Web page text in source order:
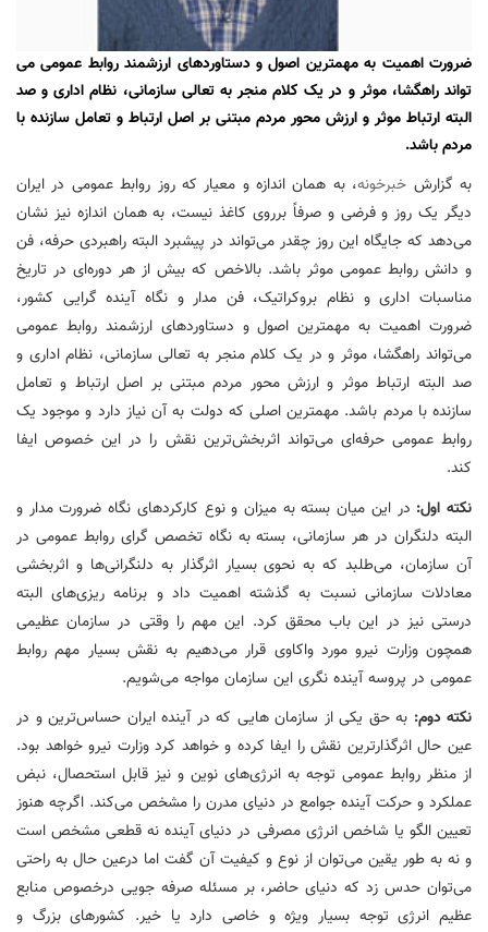
ضرورت اهمیت به مهمترین اصول و دستاوردهای ارزشمند روابط عمومی می
تواند راهگشا، موثر و در یک کلام منجر به تعالی سازمانی، نظام اداری و صد
البته ارتباط موثر و ارزش محور مردم مبتنی بر اصل ارتباط و تعامل سازنده با
مردم باشد.
به گزارش خبرخونه، به همان اندازه و معیار که روز روابط عمومی در ایران
دیگر یک روز و فرضی و صرفاً برروی کاغذ نیست، به همان اندازه نیز نشان
می‌دهد که جایگاه این روز چقدر می‌تواند در پیشبرد البته راهبردی حرفه، فن
و دانش روابط عمومی موثر باشد. بالاخص که بیش از هر دوره‌ای در تاریخ
مناسبات اداری و نظام بروکراتیک، فن مدار و نگاه آینده گرایی کشور،
ضرورت اهمیت به مهمترین اصول و دستاوردهای ارزشمند روابط عمومی
می‌تواند راهگشا، موثر و در یک کلام منجر به تعالی سازمانی، نظام اداری و
صد البته ارتباط موثر و ارزش محور مردم مبتنی بر اصل ارتباط و تعامل
سازنده با مردم باشد. مهمترین اصلی که دولت به آن نیاز دارد و موجود یک
روابط عمومی حرفه‌ای می‌تواند اثربخش‌ترین نقش را در این خصوص ایفا
کند.
نکته اول: در این میان بسته به میزان و نوع کارکردهای نگاه ضرورت مدار و
البته دلنگران در هر سازمانی، بسته به نگاه تخصص گرای روابط عمومی در
آن سازمان، می‌طلبد که به نحوی بسیار اثرگذار به دلنگرانی‌ها و اثربخشی
معادلات سازمانی نسبت به گذشته اهمیت داد و برنامه ریزی‌های البته
درستی نیز در این باب محقق کرد. این مهم را وقتی در سازمان عظیمی
همچون وزارت نیرو مورد واکاوی قرار می‌دهیم به نقش بسیار مهم روابط
عمومی در پروسه آینده نگری این سازمان مواجه می‌شویم.
نکته دوم: به حق یکی از سازمان هایی که در آینده ایران حساس‌ترین و در
عین حال اثرگذارترین نقش را ایفا کرده و خواهد کرد وزارت نیرو خواهد بود.
از منظر روابط عمومی توجه به انرژی‌های نوین و نیز قابل استحصال، نبض
عملکرد و حرکت آینده جوامع در دنیای مدرن را مشخص می‌کند. اگرچه هنوز
تعیین الگو یا شاخص انرژی مصرفی در دنیای آینده نه قطعی مشخص است
و نه به طور یقین می‌توان از نوع و کیفیت آن گفت اما درعین حال به راحتی
می‌توان حدس زد که دنیای حاضر، بر مسئله صرفه جویی درخصوص منابع
عظیم انرژی توجه بسیار ویژه و خاصی دارد یا خیر. کشورهای بزرگ و